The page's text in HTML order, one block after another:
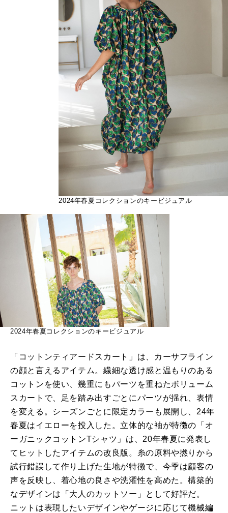
2024年春夏コレクションのキービジュアル
2024年春夏コレクションのキービジュアル
「コットンティアードスカート」は、カーサフライン
の顔と言えるアイテム。繊細な透け感と温もりのある
コットンを使い、幾重にもパーツを重ねたボリューム
スカートで、足を踏み出すごとにパーツが揺れ、表情
を変える。シーズンごとに限定カラーも展開し、24年
春夏はイエローを投入した。立体的な袖が特徴の「オ
ーガニックコットンTシャツ」は、20年春夏に発表し
てヒットしたアイテムの改良版。糸の原料や撚りから
試行錯誤して作り上げた生地が特徴で、今季は顧客の
声を反映し、着心地の良さや洗濯性を高めた。構築的
なデザインは「大人のカットソー」として好評だ。
ニットは表現したいデザインやゲージに応じて機械編